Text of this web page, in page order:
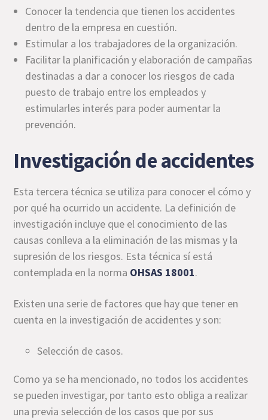
Conocer la tendencia que tienen los accidentes
dentro de la empresa en cuestión.
Estimular a los trabajadores de la organización.
Facilitar la planificación y elaboración de campañas
destinadas a dar a conocer los riesgos de cada
puesto de trabajo entre los empleados y
estimularles interés para poder aumentar la
prevención.
Investigación de accidentes
Esta tercera técnica se utiliza para conocer el cómo y
por qué ha ocurrido un accidente. La definición de
investigación incluye que el conocimiento de las
causas conlleva a la eliminación de las mismas y la
supresión de los riesgos. Esta técnica sí está
contemplada en la norma OHSAS 18001.
Existen una serie de factores que hay que tener en
cuenta en la investigación de accidentes y son:
Selección de casos.
Como ya se ha mencionado, no todos los accidentes
se pueden investigar, por tanto esto obliga a realizar
una previa selección de los casos que por sus